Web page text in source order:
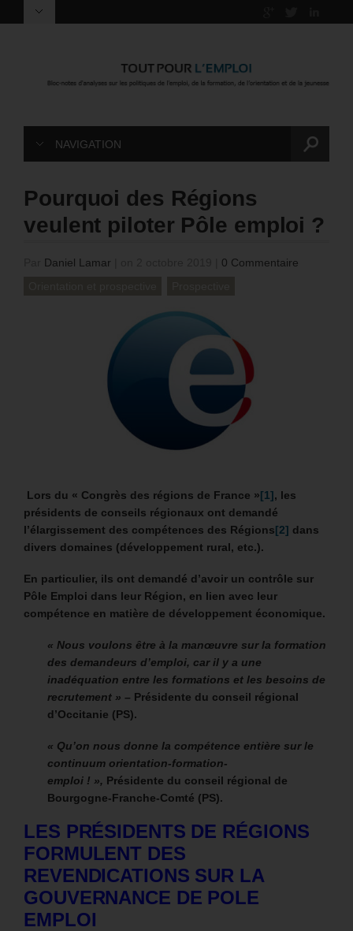
NAVIGATION
Pourquoi des Régions
veulent piloter Pôle emploi ?
Daniel Lamar
0 Commentaire
Lors du « Congrès des régions de France »[1], les
présidents de conseils régionaux ont demandé
l’élargissement des compétences des Régions[2] dans
divers domaines (développement rural, etc.).
En particulier, ils ont demandé d’avoir un contrôle sur
Pôle Emploi dans leur Région, en lien avec leur
compétence en matière de développement économique.
« Nous voulons être à la manœuvre sur la formation
des demandeurs d’emploi, car il y a une
inadéquation entre les formations et les besoins de
recrutement » – Présidente du conseil régional
d’Occitanie (PS).
« Qu’on nous donne la compétence entière sur le
continuum orientation-formation-
emploi ! », Présidente du conseil régional de
Bourgogne-Franche-Comté (PS).
LES PRÉSIDENTS DE RÉGIONS
FORMULENT DES
REVENDICATIONS SUR LA
GOUVERNANCE DE POLE
EMPLOI